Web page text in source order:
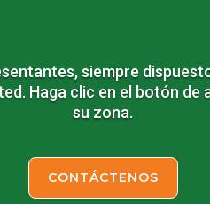
siempre
Haga clic en el botón
su zona.
CONTÁCTENOS